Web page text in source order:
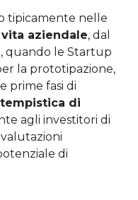
tipicamente nelle
aziendale, dal
quando le Startup
la prototipazione,
prime fasi di
tempistica di
agli investitori di
di